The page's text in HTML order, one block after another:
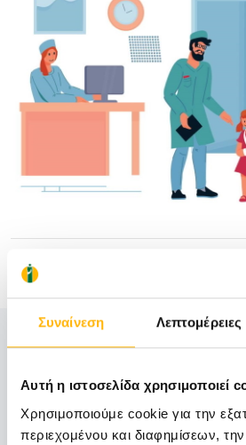
Συναίνεση Λεπτομέρειες
Αυτή η ιστοσελίδα χρησιμοποιεί
Χρησιμοποιούμε cookie για την
περιεχομένου και διαφημίσεων,
Πληροφορίες
210 638 3070
210 638 3071